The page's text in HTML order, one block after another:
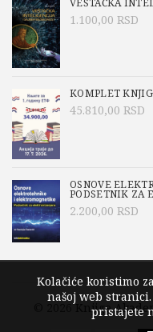
1.100,00 RSD
KOMPLET
45.810,00 RSD
OSNOVE
PODSETNIK ZA
2.200,00 RSD
© 2026 Knjige
Kolačiće koristimo
našoj web
pristajete